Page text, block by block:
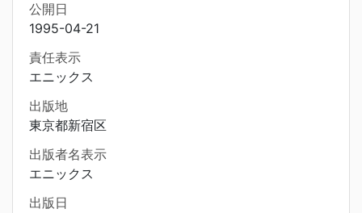
公開日
1995-04-21
責任表示
エニックス
出版地
東京都新宿区
出版者名表示
エニックス
出版日